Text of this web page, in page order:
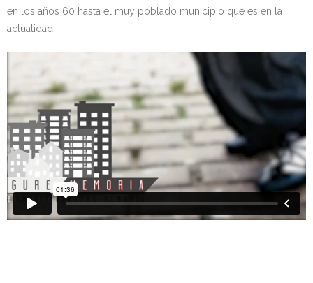
en los años 60 hasta el muy poblado municipio que es en la
actualidad.